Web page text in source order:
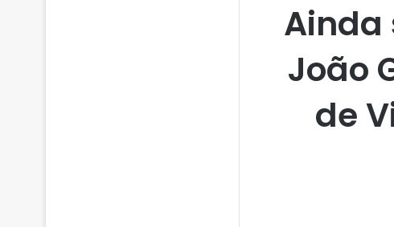
Ainda
João
de